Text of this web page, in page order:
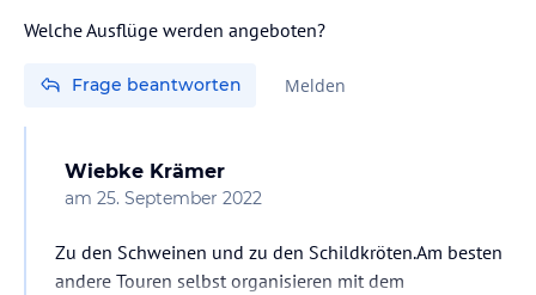
Welche Ausflüge werden angeboten?
Frage beantworten Melden
Wiebke Krämer
am 25. September 2022
Zu den Schweinen und zu den Schildkröten.Am besten
andere Touren selbst organisieren mit dem